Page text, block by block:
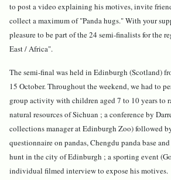
to post a video explaining his motives, invite
collect a maximum of "Panda hugs." With your
pleasure to be part of the 24 semi-finalists for the
East / Africa".
The semi-final was held in Edinburgh (Scotland)
15 October. Throughout the weekend, we had to
group activity with children aged 7 to 10 years to
natural resources of Sichuan ; a conference by
collections manager at Edinburgh Zoo) followed
questionnaire on pandas, Chengdu panda base
hunt in the city of Edinburgh ; a sporting event
individual filmed interview to expose his motives.